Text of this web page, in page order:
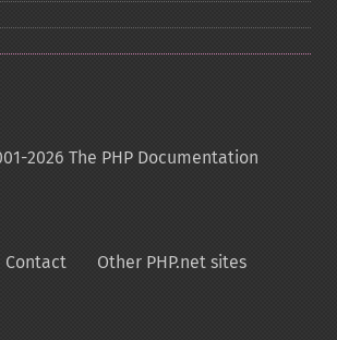
2026 The PHP Documentation
Contact Other PHP.net sites